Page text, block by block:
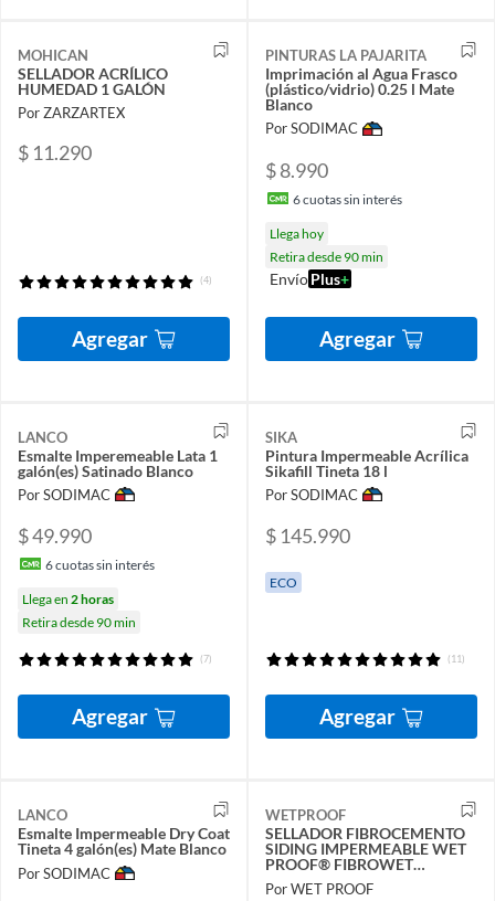
MOHICAN
SELLADOR ACRÍLICO
HUMEDAD 1 GALÓN
Por ZARZARTEX
$ 11.290
(4)
Agregar
PINTURAS LA PAJARITA
Imprimación al Agua Frasco
(plástico/vidrio) 0.25 l Mate
Blanco
Por SODIMAC
$ 8.990
6cuotas sin interés
Llega hoy
Retira desde 90 min
EnvíoPlus+
Agregar
LANCO
Esmalte Imperemeable Lata 1
galón(es) Satinado Blanco
Por SODIMAC
$ 49.990
6cuotas sin interés
Llega en 2 horas
Retira desde 90 min
(7)
Agregar
SIKA
Pintura Impermeable Acrílica
Sikafill Tineta 18 l
Por SODIMAC
$ 145.990
ECO
(11)
Agregar
LANCO
Esmalte Impermeable Dry Coat
Tineta 4 galón(es) Mate Blanco
Por SODIMAC
WETPROOF
SELLADOR FIBROCEMENTO
SIDING IMPERMEABLE WET
PROOF® FIBROWET
BLANCO 1G
Por WET PROOF